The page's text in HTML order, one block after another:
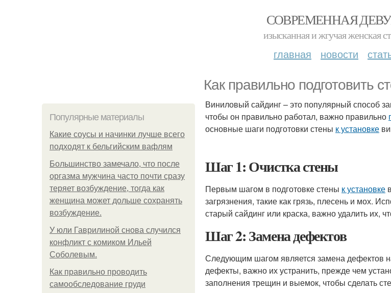
СОВРЕМЕННАЯ
изысканная и жгучая женская
главная новости
Как правильно подготовить
Популярные материалы
Какие соусы и начинки лучше всего
подходят к бельгийским вафлям
Большинство замечало, что после
оргазма мужчина часто почти сразу
теряет возбуждение, тогда как
женщина может дольше сохранять
возбуждение.
У юли Гаврилиной снова случился
конфликт с комиком Ильей
Соболевым.
Как правильно проводить
самообследование груди
Виниловый сайдинг – это популярный способ
чтобы он правильно работал, важно правильно
основные шаги подготовки стены к установке
Шаг 1: Очистка стены
Первым шагом в подготовке стены к установке
загрязнения, такие как грязь, плесень и мох.
старый сайдинг или краска, важно удалить их,
Шаг 2: Замена дефектов
Следующим шагом является замена дефектов
дефекты, важно их устранить, прежде чем
заполнения трещин и выемок, чтобы сделать